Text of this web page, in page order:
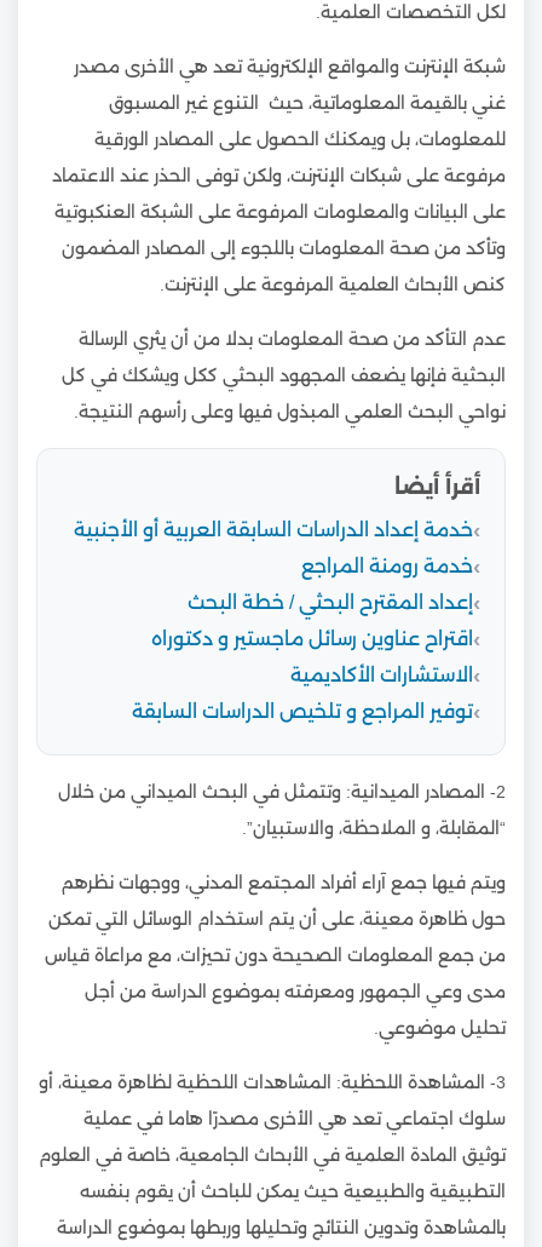
لكل التخصصات العلمية.
شبكة الإنترنت والمواقع الإلكترونية تعد هي الأخرى مصدر
غني بالقيمة المعلوماتية، حيث التنوع غير المسبوق
للمعلومات، بل ويمكنك الحصول على المصادر الورقية
مرفوعة على شبكات الإنترنت، ولكن توفى الحذر عند الاعتماد
على البيانات والمعلومات المرفوعة على الشبكة العنكبوتية
وتأكد من صحة المعلومات باللجوء إلى المصادر المضمون
كنص الأبحاث العلمية المرفوعة على الإنترنت.
عدم التأكد من صحة المعلومات بدلا من أن يثري الرسالة
البحثية فإنها يضعف المجهود البحثي ككل ويشكك في كل
نواحي البحث العلمي المبذول فيها وعلى رأسهم النتيجة.
أقرأ أيضا
خدمة إعداد الدراسات السابقة العربية أو الأجنبية
خدمة رومنة المراجع
إعداد المقترح البحثي / خطة البحث
اقتراح عناوين رسائل ماجستير و دكتوراه
الاستشارات الأكاديمية
توفير المراجع و تلخيص الدراسات السابقة
2- المصادر الميدانية: وتتمثل في البحث الميداني من خلال
“المقابلة، و الملاحظة، والاستبيان”.
ويتم فيها جمع آراء أفراد المجتمع المدني، ووجهات نظرهم
حول ظاهرة معينة، على أن يتم استخدام الوسائل التي تمكن
من جمع المعلومات الصحيحة دون تحيزات، مع مراعاة قياس
مدى وعي الجمهور ومعرفته بموضوع الدراسة من أجل
تحليل موضوعي.
3- المشاهدة اللحظية: المشاهدات اللحظية لظاهرة معينة، أو
سلوك اجتماعي تعد هي الأخرى مصدرًا هاما في عملية
توثيق المادة العلمية في الأبحاث الجامعية، خاصة في العلوم
التطبيقية والطبيعية حيث يمكن للباحث أن يقوم بنفسه
بالمشاهدة وتدوين النتائج وتحليلها وربطها بموضوع الدراسة